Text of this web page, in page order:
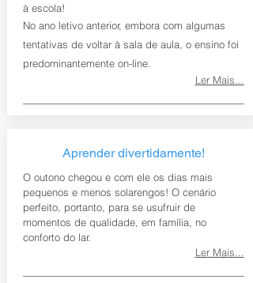
à escola!
No ano letivo anterior, embora com algumas
tentativas de voltar à sala de aula, o ensino foi
predominantemente on-line.
Ler Mais...
Aprender divertidamente!
O outono chegou e com ele os dias mais
pequenos e menos solarengos! O cenário
perfeito, portanto, para se usufruir de
momentos de qualidade, em família, no
conforto do lar.
Ler Mais...